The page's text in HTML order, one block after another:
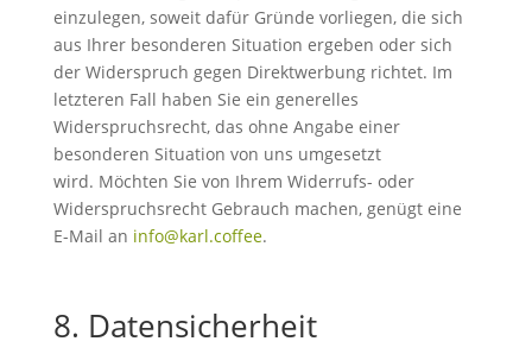
einzulegen, soweit dafür Gründe vorliegen, die sich
aus Ihrer besonderen Situation ergeben oder sich
der Widerspruch gegen Direktwerbung richtet. Im
letzteren Fall haben Sie ein generelles
Widerspruchsrecht, das ohne Angabe einer
besonderen Situation von uns umgesetzt
wird. Möchten Sie von Ihrem Widerrufs- oder
Widerspruchsrecht Gebrauch machen, genügt eine
E-Mail an info@karl.coffee.
8. Datensicherheit